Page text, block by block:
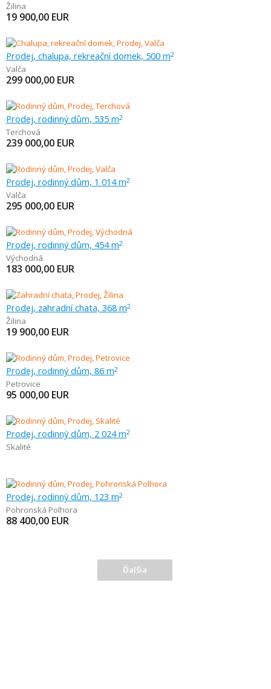
Žilina
19 900,00 EUR
Prodej, chalupa, rekreační domek, 500 m2
Valča
299 000,00 EUR
Prodej, rodinný dům, 535 m2
Terchová
239 000,00 EUR
Prodej, rodinný dům, 1 014 m2
Valča
295 000,00 EUR
Prodej, rodinný dům, 454 m2
Východná
183 000,00 EUR
Prodej, zahradní chata, 368 m2
Žilina
19 900,00 EUR
Prodej, rodinný dům, 86 m2
Petrovice
95 000,00 EUR
Prodej, rodinný dům, 2 024 m2
Skalité
Prodej, rodinný dům, 123 m2
Pohronská Polhora
88 400,00 EUR
Ďalšia